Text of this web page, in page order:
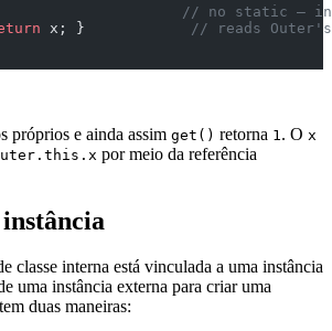
// no static —
x; }
// reads
próprios e ainda assim get() retorna 1 . O x
por meio da referência
classe interna está vinculada a uma instância
uma instância externa para criar uma
duas maneiras: